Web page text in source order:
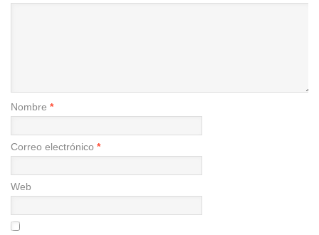
Nombre *
Correo electrónico *
Web